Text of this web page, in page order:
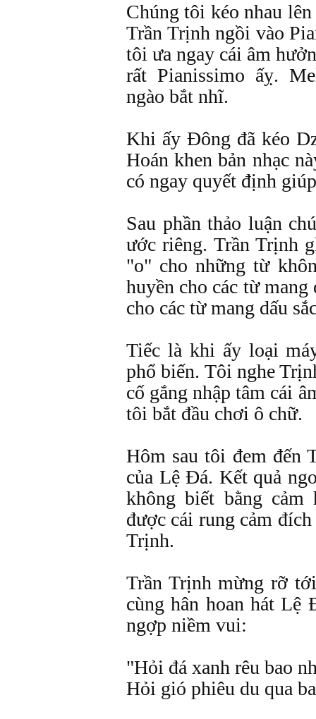
Chúng tôi kéo nhau
Trần Trịnh ngồi vào
tôi ưa ngay cái âm
rất Pianissimo ấỵ.
ngào bắt nhĩ.
Khi ấy Đông đã kéo
Hoán khen bản nhạc
có ngay quyết định
Sau phần thảo luận
ước riêng. Trần Trịnh
"o" cho những từ
huyền cho các từ
cho các từ mang dấu
Tiếc là khi ấy loại
phổ biến. Tôi nghe
cố gắng nhập tâm cái
tôi bắt đầu chơi ô chữ.
Hôm sau tôi đem đến
của Lệ Đá. Kết quả
không biết bằng
được cái rung cảm
Trịnh.
Trần Trịnh mừng rỡ
cùng hân hoan hát Lệ
ngợp niềm vui:
"Hỏi đá xanh rêu bao
Hỏi gió phiêu du qua